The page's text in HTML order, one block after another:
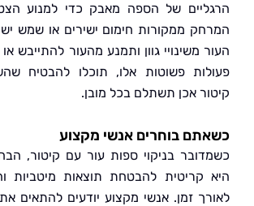
של הספה מאבק כדי למנוע
ממקורות חימום ישירים או שמש ישירה תגן
משינויי גוון ותמנע מהעור להתייבש או
פשוטות אלו, תוכלו להבטיח שהשקעתכם
אכן תשתלם בכל מובן.
בוחרים אנשי מקצוע
בניקוי ספות עור עם קיטור, הבחירה
קריטית להבטחת תוצאות מיטביות והגנה
זמן. אנשי מקצוע יודעים להתאים את הטיפול